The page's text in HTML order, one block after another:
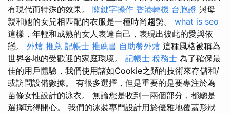
有現代而特殊的效果。 關鍵字操作 香港轉機 台胞證 與母
親和她的女兒相匹配的衣服是一種時尚趨勢。 what is seo
這樣，年輕和成熟的女人表達自己，表現出彼此的愛與依
戀。 外燴 推薦 記帳士 推薦書 自助餐外燴 這種風格被稱為
世界各地的受歡迎的家庭環境。 記帳士 稅務士 為了確保最
佳的用戶體驗，我們使用諸如Cookie之類的技術來存儲和/
或訪問設備數據。 有很多選擇，但是重要的是要專注於為
苗條女性設計的泳衣。 無論您是收到一兩個部分，都總是
選擇玩得開心。 我們的泳裝專門設計用於優雅地覆蓋形狀